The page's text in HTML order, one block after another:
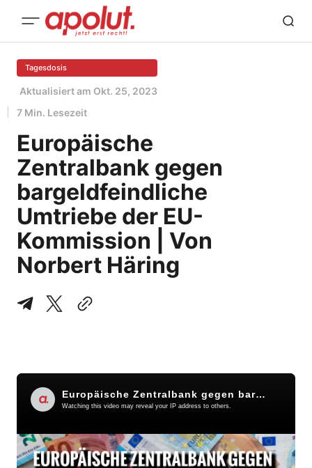
Tagesdosis
Aktualisiert am Okt. 25, 2023
7 Min. Lesezeit
Europäische
Zentralbank gegen
bargeldfeindliche
Umtriebe der EU-
Kommission | Von
Norbert Häring